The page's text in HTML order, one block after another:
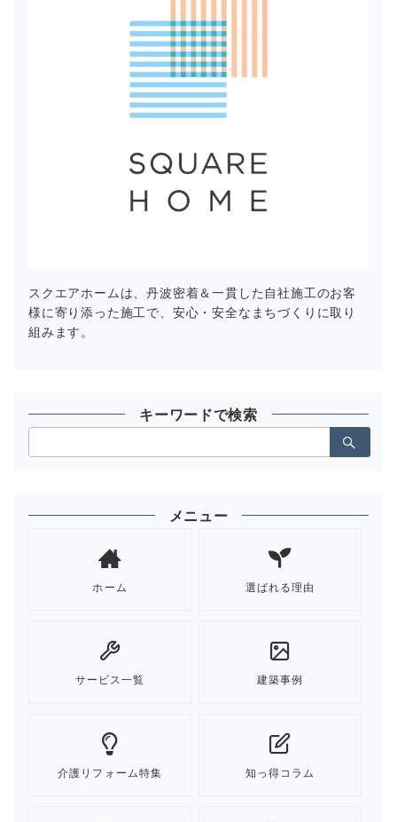
スクエアホームは、丹波密着＆一貫した自社施工のお客
様に寄り添った施工で、安心・安全なまちづくりに取り
組みます。
キーワードで検索
索：
メニュー
ホーム 選ばれる理由
サービス一覧 建築事例
介護リフォーム特集 知っ得コラム